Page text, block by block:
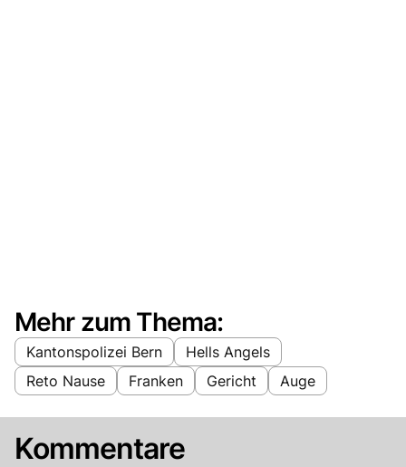
Mehr zum Thema:
Kantonspolizei Bern
Hells Angels
Reto Nause
Franken Gericht Auge
Kommentare